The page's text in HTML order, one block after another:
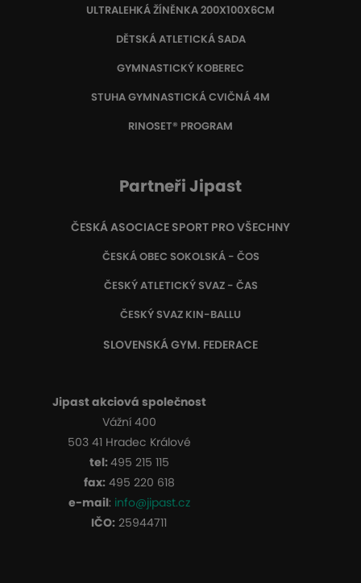
ULTRALEHKÁ ŽÍNĚNKA 200X100X6CM
DĚTSKÁ ATLETICKÁ SADA
GYMNASTICKÝ KOBEREC
STUHA GYMNASTICKÁ CVIČNÁ 4M
RINOSET® PROGRAM
Partneři Jipast
ČESKÁ ASOCIACE SPORT PRO VŠECHNY
ČESKÁ OBEC SOKOLSKÁ - ČOS
ČESKÝ ATLETICKÝ SVAZ - ČAS
ČESKÝ SVAZ KIN-BALLU
SLOVENSKÁ GYM. FEDERACE
Jipast akciová společnost
Vážní 400
503 41 Hradec Králové
tel:495 215 115
fax:495 220 618
e-mail: info@jipast.cz
IČO: 25944711